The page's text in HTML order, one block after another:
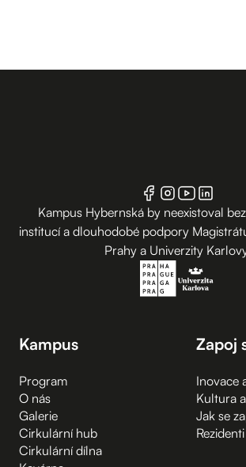
Kampus Hybernská by neexistoval
institucí a dlouhodobé podpory
Prahy a Univerzity
Kampus
Program
O nás
Galerie
Cirkulární hub
Cirkulární dílna
Zapoj
Inovace
Kultura
Jak se
Rezidenti